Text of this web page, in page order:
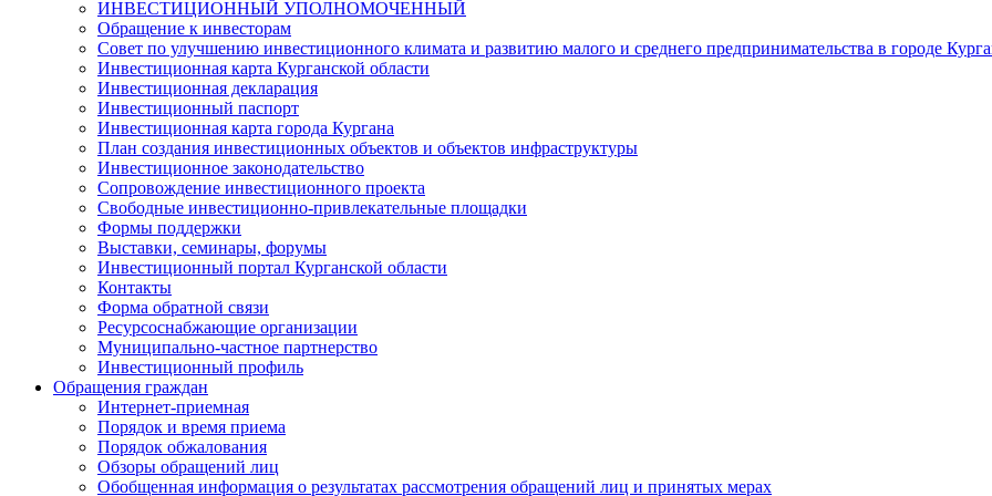
ИНВЕСТИЦИОННЫЙ УПОЛНОМОЧЕННЫЙ
Обращение к инвесторам
Совет по улучшению инвестиционного климата и развитию малого и среднего предпринимательства в городе
Инвестиционная карта Курганской области
Инвестиционная декларация
Инвестиционный паспорт
Инвестиционная карта города Кургана
План создания инвестиционных объектов и объектов инфраструктуры
Инвестиционное законодательство
Сопровождение инвестиционного проекта
Свободные инвестиционно-привлекательные площадки
Формы поддержки
Выставки, семинары, форумы
Инвестиционный портал Курганской области
Контакты
Форма обратной связи
Ресурсоснабжающие организации
Муниципально-частное партнерство
Инвестиционный профиль
Обращения граждан
Интернет-приемная
Порядок и время приема
Порядок обжалования
Обзоры обращений лиц
Обобщенная информация о результатах рассмотрения обращений лиц и принятых мерах